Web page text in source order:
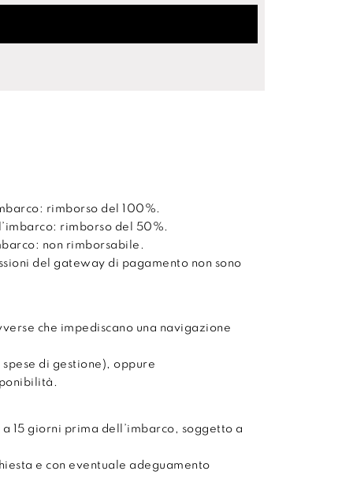
rimborso del 100%.
rimborso del 50%.
non rimborsabile.
del gateway di pagamento non sono
che impediscano una navigazione
spese di gestione), oppure
15 giorni prima dell’imbarco, soggetto a
e con eventuale adeguamento